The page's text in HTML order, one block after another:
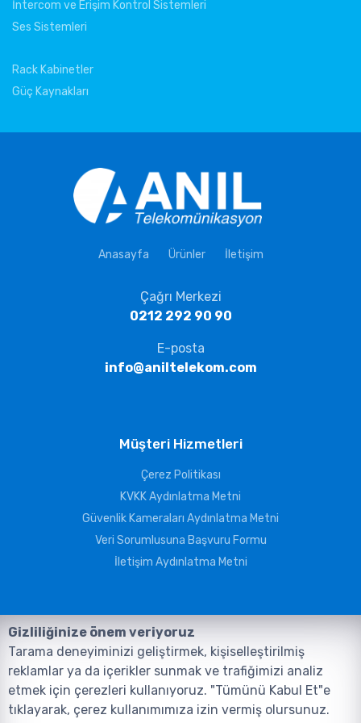
İntercom ve Erişim Kontrol Sistemleri
Ses Sistemleri
Rack Kabinetler
Güç Kaynakları
Anasayfa Ürünler İletişim
Çağrı Merkezi
0212 292 90 90
E-posta
info@aniltelekom.com
Müşteri Hizmetleri
Çerez Politikası
KVKK Aydınlatma Metni
Güvenlik Kameraları Aydınlatma Metni
Veri Sorumlusuna Başvuru Formu
İletişim Aydınlatma Metni
©2026, Tüm Hakları ANIL TELEKOMÜNİKASYON GÜVENLİK VE BİLİŞİM
Gizliliğinize önem veriyoruz
Tarama deneyiminizi geliştirmek, kişiselleştirilmiş
reklamlar ya da içerikler sunmak ve trafiğimizi analiz
etmek için çerezleri kullanıyoruz. "Tümünü Kabul Et"e
tıklayarak, çerez kullanımımıza izin vermiş olursunuz.